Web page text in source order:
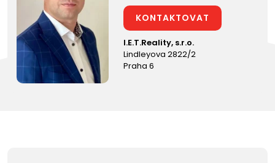
KONTAKTOVAT
I.E.T.Reality, s.r.o.
Lindleyova 2822/2
Praha 6